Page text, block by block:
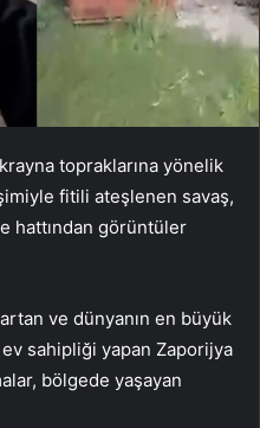
topraklarına yönelik
fitili ateşlenen savaş,
hattından görüntüler
ve dünyanın en büyük
sahipliği yapan Zaporijya
bölgede yaşayan